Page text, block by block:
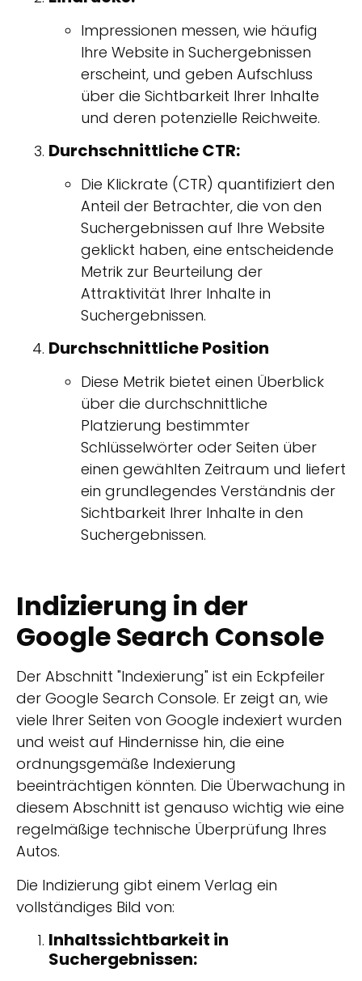
Impressionen messen, wie häufig
Ihre Website in Suchergebnissen
erscheint, und geben Aufschluss
über die Sichtbarkeit Ihrer Inhalte
und deren potenzielle Reichweite.
Durchschnittliche CTR:
Die Klickrate (CTR) quantifiziert den
Anteil der Betrachter, die von den
Suchergebnissen auf Ihre Website
geklickt haben, eine entscheidende
Metrik zur Beurteilung der
Attraktivität Ihrer Inhalte in
Suchergebnissen.
Durchschnittliche Position
Diese Metrik bietet einen Überblick
über die durchschnittliche
Platzierung bestimmter
Schlüsselwörter oder Seiten über
einen gewählten Zeitraum und liefert
ein grundlegendes Verständnis der
Sichtbarkeit Ihrer Inhalte in den
Suchergebnissen.
Indizierung in der
Google Search Console
Der Abschnitt "Indexierung" ist ein Eckpfeiler
der Google Search Console. Er zeigt an, wie
viele Ihrer Seiten von Google indexiert wurden
und weist auf Hindernisse hin, die eine
ordnungsgemäße Indexierung
beeinträchtigen könnten. Die Überwachung in
diesem Abschnitt ist genauso wichtig wie eine
regelmäßige technische Überprüfung Ihres
Autos.
Die Indizierung gibt einem Verlag ein
vollständiges Bild von:
Inhaltssichtbarkeit in
Suchergebnissen: